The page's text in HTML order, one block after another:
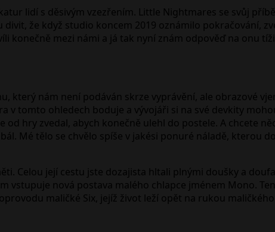
lidí s děsivým vzezřením. Little Nightmares se svůj
že když studio koncem 2019 oznámilo pokračování,
konečně mezi námi a já tak nyní znám odpověď na onu
který nám není podáván skrze vyprávění, ale obrazové
v tomto ohledech boduje a vývojáři si na své devkity
hry zvedal, abych konečně ulehl do postele. A chcete
Mé tělo se chvělo spíše v jakési ponuré náladě, kterou
Celou její cestu jste dozajista hltali plnými doušky a
vstupuje nová postava malého chlapce jménem Mono.
maličké Six, jejíž život leží opět na rukou